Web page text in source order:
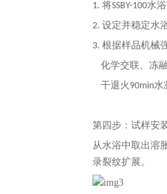
1. 将SSBY-100水
2. 设定并稳定水
3. 根据样品机械
化学交联、冻
干退火90min水
第四步：试样安
从水浴中取出溶
录裂纹扩展。